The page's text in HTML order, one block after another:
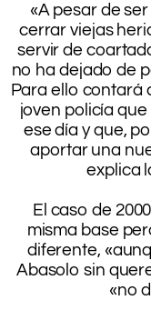
«A pesar de
cerrar viejas
servir de
no ha dejado de
Para ello contará
joven policía
ese día y que,
aportar una
explica
El caso de
misma base
diferente,
Abasolo sin
«no